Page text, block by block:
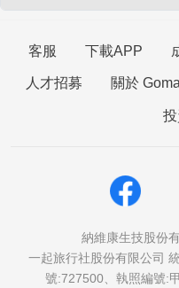
客服 下載APP
人才招募 關於
納維康生技股份
一起旅行社股份有限公司
號:727500、執照編號: